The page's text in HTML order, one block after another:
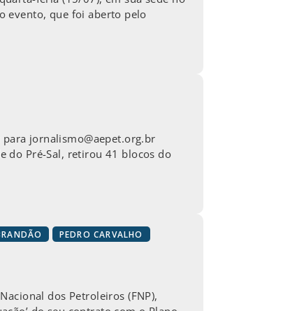
evento, que foi aberto pelo
para jornalismo@aepet.org.br
do Pré-Sal, retirou 41 blocos do
PEDRO CARVALHO
Nacional dos Petroleiros (FNP),